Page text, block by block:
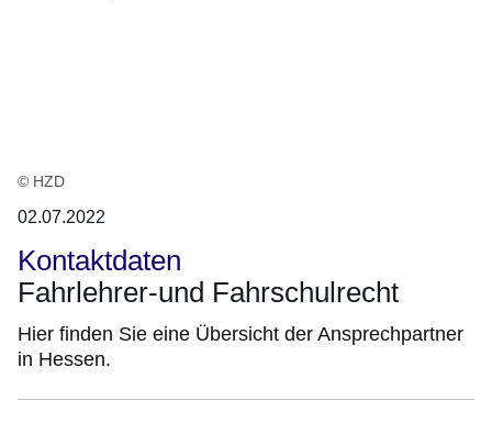
© HZD
02.07.2022
Kontaktdaten
Fahrlehrer-und Fahrschulrecht
Hier finden Sie eine Übersicht der Ansprechpartner
in Hessen.